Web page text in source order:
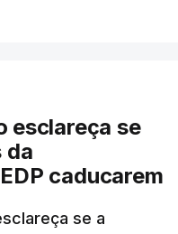
desta
de obras a
no Alentejo, feitas
17 vezes para
esclareça se
da
caducarem
se a